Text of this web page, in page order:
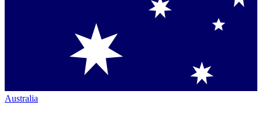
Australia